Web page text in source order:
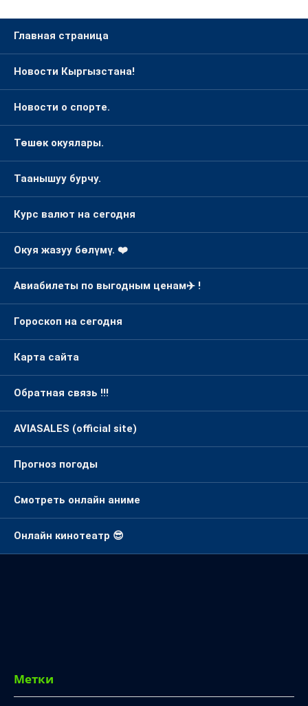
Главная страница
Новости Кыргызстана!
Новости о спорте.
Төшөк окуялары.
Таанышуу бурчу.
Курс валют на сегодня
Окуя жазуу бөлүмү. ❤️
Авиабилеты по выгодным ценам✈️ !
Гороскоп на сегодня
Карта сайта
Обратная связь !!!
AVIASALES (official site)
Прогноз погоды
Смотреть онлайн аниме
Онлайн кинотеатр 😎
Метки